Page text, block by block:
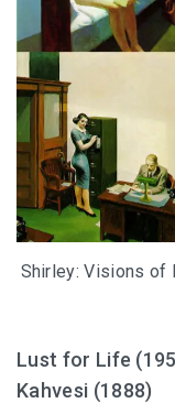
Shirley: Visions of
Lust for Life
Kahvesi (1888)